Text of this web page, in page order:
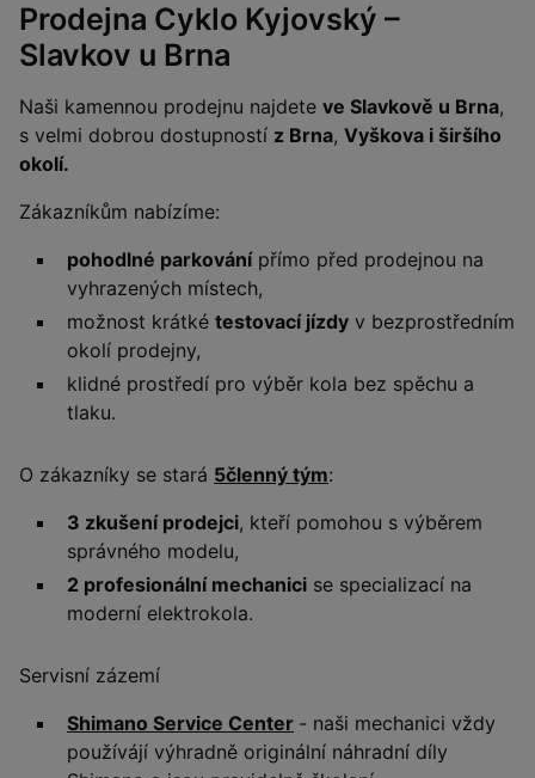
Prodejna Cyklo Kyjovský –
Slavkov u Brna
Naši kamennou prodejnu najdete ve Slavkově u Brna,
s velmi dobrou dostupností z Brna, Vyškova i širšího
okolí.
Zákazníkům nabízíme:
pohodlné parkovánípřímo před prodejnou na
vyhrazených místech,
možnost krátké testovací jízdy v bezprostředním
okolí prodejny,
klidné prostředí pro výběr kola bez spěchu a
tlaku.
O zákazníky se stará 5členný tým:
3 zkušení prodejci, kteří pomohou s výběrem
správného modelu,
2 profesionální mechanici se specializací na
moderní elektrokola.
Servisní zázemí
Shimano Service Center - naši mechanici vždy
používájí výhradně originální náhradní díly